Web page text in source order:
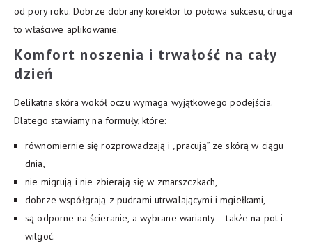
od pory roku. Dobrze dobrany korektor to połowa sukcesu, druga
to właściwe aplikowanie.
Komfort noszenia i trwałość na cały
dzień
Delikatna skóra wokół oczu wymaga wyjątkowego podejścia.
Dlatego stawiamy na formuły, które:
równomiernie się rozprowadzają i „pracują” ze skórą w ciągu
dnia,
nie migrują i nie zbierają się w zmarszczkach,
dobrze współgrają z pudrami utrwalającymi i mgiełkami,
są odporne na ścieranie, a wybrane warianty – także na pot i
wilgoć.